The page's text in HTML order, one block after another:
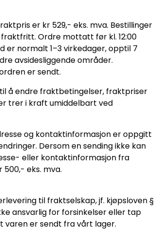
er kr 529,- eks. mva. Bestillinger
Ordre mottatt før kl. 12:00
er normalt 1–3 virkedager, opptil 7
avsidesliggende områder.
er sendt.
å endre fraktbetingelser, fraktpriser
trer i kraft umiddelbart ved
og kontaktinformasjon er oppgitt
Dersom en sending ikke kan
eller kontaktinformasjon fra
eks. mva.
til fraktselskap, jf. kjøpsloven §
ansvarlig for forsinkelser eller tap
er sendt fra vårt lager.